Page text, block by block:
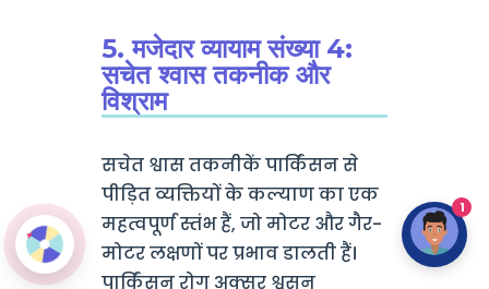
5. मजेदार व्यायाम संख्या 4:
सचेत श्वास तकनीक और
विश्राम
सचेत श्वास तकनीकें पार्किंसन से
पीड़ित व्यक्तियों के कल्याण का एक
महत्वपूर्ण स्तंभ हैं, जो मोटर और गैर-
मोटर लक्षणों पर प्रभाव डालती हैं।
पार्किंसन रोग अक्सर श्वसन
1